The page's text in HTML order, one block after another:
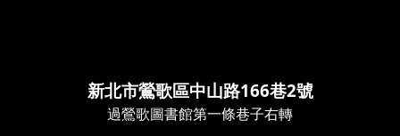
新北市鶯歌區中山路166巷2號
過鶯歌圖書館第一條巷子右轉